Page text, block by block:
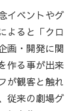
イベントやグ
よると「クロ
画・開発に関
作る事が出来
が観客と触れ
従来の劇場グ